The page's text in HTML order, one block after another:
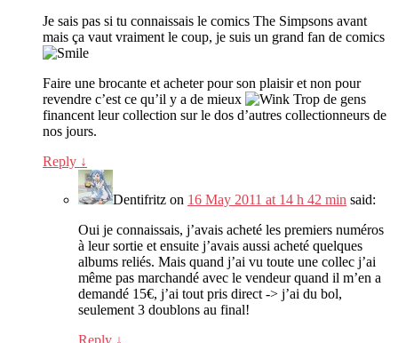
Je sais pas si tu connaissais le comics The Simpsons avant
mais ça vaut vraiment le coup, je suis un grand fan de comics
Faire une brocante et acheter pour son plaisir et non pour
revendre c’est ce qu’il y a de mieux
Trop de gens
financent leur collection sur le dos d’autres collectionneurs de
nos jours.
Reply ↓
Dentifritz on 16 May 2011 at 14 h 42 min said:
Oui je connaissais, j’avais acheté les premiers numéros
à leur sortie et ensuite j’avais aussi acheté quelques
albums reliés. Mais quand j’ai vu toute une collec j’ai
même pas marchandé avec le vendeur quand il m’en a
demandé 15€, j’ai tout pris direct -> j’ai du bol,
seulement 3 doublons au final!